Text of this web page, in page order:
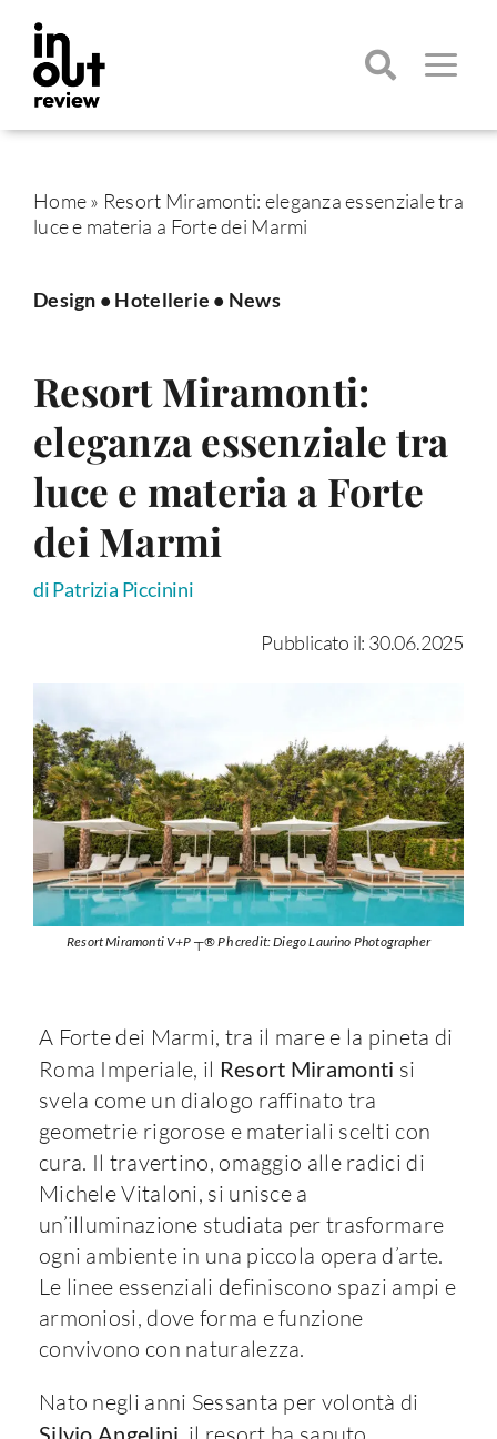
contenuto
Toggle
per:
Home» Resort Miramonti: eleganza essenziale tra
luce e materia a Forte dei Marmi
Design • Hotellerie • News
Resort Miramonti:
eleganza essenziale tra
luce e materia a Forte
dei Marmi
di Patrizia Piccinini
Pubblicato il: 30.06.2025
Resort Miramonti V+P ┬® Ph credit: Diego Laurino Photographer
A Forte dei Marmi, tra il mare e la pineta di
Roma Imperiale, il Resort Miramonti si
svela come un dialogo raffinato tra
geometrie rigorose e materiali scelti con
cura. Il travertino, omaggio alle radici di
Michele Vitaloni, si unisce a
un’illuminazione studiata per trasformare
ogni ambiente in una piccola opera d’arte.
Le linee essenziali definiscono spazi ampi e
armoniosi, dove forma e funzione
convivono con naturalezza.
Nato negli anni Sessanta per volontà di
Silvio Angelini